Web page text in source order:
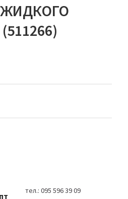
ЖИДКОГО
тел.: 095 596 39 09